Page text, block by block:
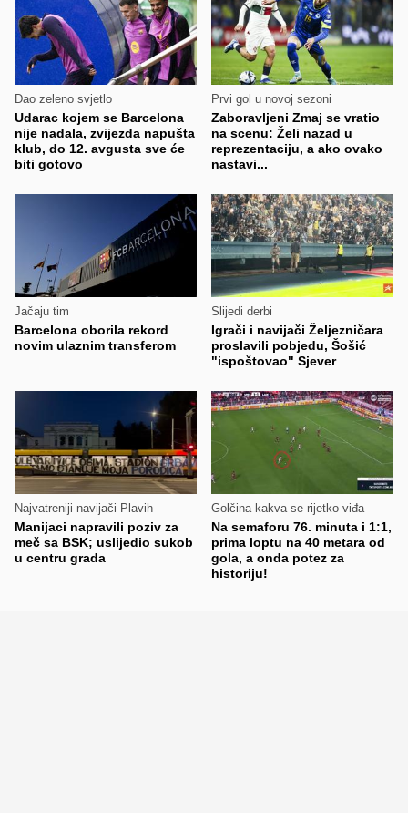
Dao zeleno svjetlo
Udarac kojem se Barcelona
nije nadala, zvijezda napušta
klub, do 12. avgusta sve će
biti gotovo
Prvi gol u novoj sezoni
Zaboravljeni Zmaj se vratio
na scenu: Želi nazad u
reprezentaciju, a ako ovako
nastavi...
Jačaju tim
Barcelona oborila rekord
novim ulaznim transferom
Slijedi derbi
Igrači i navijači Željezničara
proslavili pobjedu, Šošić
"ispoštovao" Sjever
Najvatreniji navijači Plavih
Manijaci napravili poziv za
meč sa BSK; uslijedio sukob
u centru grada
Golčina kakva se rijetko viđa
Na semaforu 76. minuta i 1:1,
prima loptu na 40 metara od
gola, a onda potez za
historiju!